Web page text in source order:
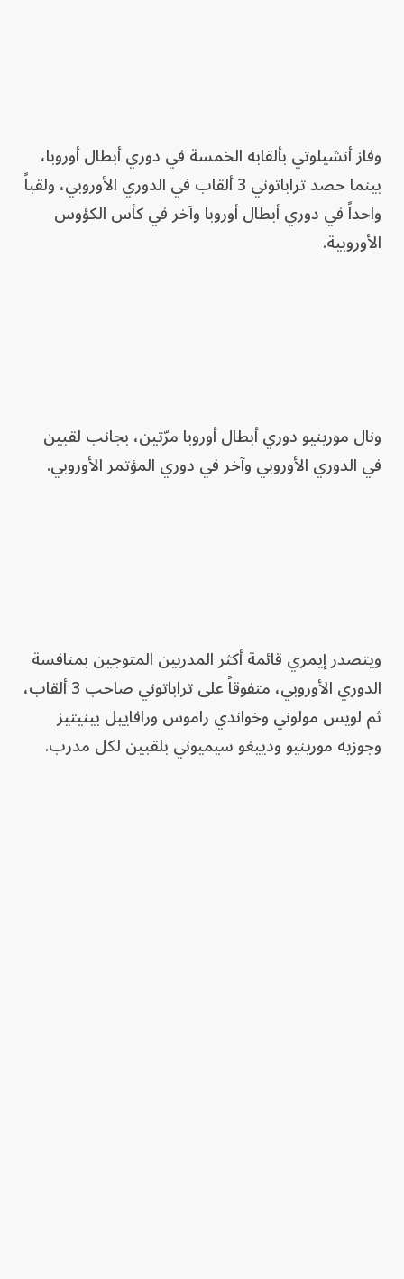
وفاز أنشيلوتي بألقابه الخمسة في دوري أبطال أوروبا،
بينما حصد تراباتوني 3 ألقاب في الدوري الأوروبي، ولقباً
واحداً في دوري أبطال أوروبا وآخر في كأس الكؤوس
الأوروبية.
ونال مورينيو دوري أبطال أوروبا مرّتين، بجانب لقبين
في الدوري الأوروبي وآخر في دوري المؤتمر الأوروبي.
ويتصدر إيمري قائمة أكثر المدربين المتوجين بمنافسة
الدوري الأوروبي، متفوقاً على تراباتوني صاحب 3 ألقاب،
ثم لويس مولوني وخواندي راموس ورافاييل بينيتيز
وجوزيه مورينيو ودييغو سيميوني بلقبين لكل مدرب.